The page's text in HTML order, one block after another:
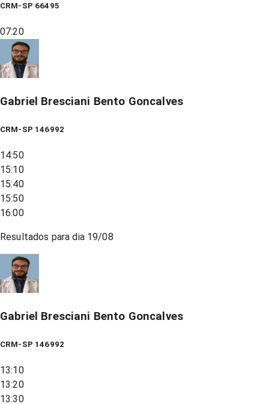
CRM-SP 66495
07:20
Gabriel Bresciani Bento Goncalves
CRM-SP 146992
14:50
15:10
15:40
15:50
16:00
Resultados para dia 19/08
Gabriel Bresciani Bento Goncalves
CRM-SP 146992
13:10
13:20
13:30